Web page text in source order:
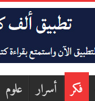
فكر أسرار علوم